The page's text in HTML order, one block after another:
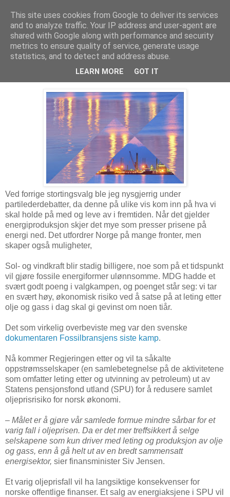
Arkitektur & Miljøteknologi
09 mars 2019
Oljefondet ut av oljeleting
Ved forrige stortingsvalg ble jeg nysgjerrig under
partilederdebatter, da denne på ulike vis kom inn på hva vi
skal holde på med og leve av i fremtiden. Når det gjelder
energiproduksjon skjer det mye som presser prisene på
energi ned. Det utfordrer Norge på mange fronter, men
skaper også muligheter,
Sol- og vindkraft blir stadig billigere, noe som på et tidspunkt
vil gjøre fossile energiformer ulønnsomme. MDG hadde et
svært godt poeng i valgkampen, og poenget står seg: vi tar
en svært høy, økonomisk risiko ved å satse på at leting etter
olje og gass i dag skal gi gevinst om noen tiår.
Det som virkelig overbeviste meg var den svenske
dokumentaren Fossilbransjens siste kamp.
Nå kommer Regjeringen etter og vil ta såkalte
oppstrømsselskaper (en samlebetegnelse på de aktivitetene
som omfatter leting etter og utvinning av petroleum) ut av
Statens pensjonsfond utland (SPU) for å redusere samlet
oljeprisrisiko for norsk økonomi.
– Målet er å gjøre vår samlede formue mindre sårbar for et
varig fall i oljeprisen. Da er det mer treffsikkert å selge
selskapene som kun driver med leting og produksjon av olje
og gass, enn å gå helt ut av en bredt sammensatt
energisektor, sier finansminister Siv Jensen.
Et varig oljeprisfall vil ha langsiktige konsekvenser for
norske offentlige finanser. Et salg av energiaksjene i SPU vil
This site uses cookies from Google to deliver its services
and to analyze traffic. Your IP address and user-agent are
shared with Google along with performance and security
metrics to ensure quality of service, generate usage
statistics, and to detect and address abuse.
LEARN MORE GOT IT